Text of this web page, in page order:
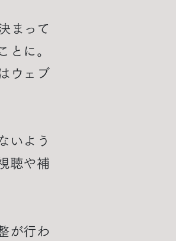
まって
に。
ウェブ
いよう
聴や補
が行わ